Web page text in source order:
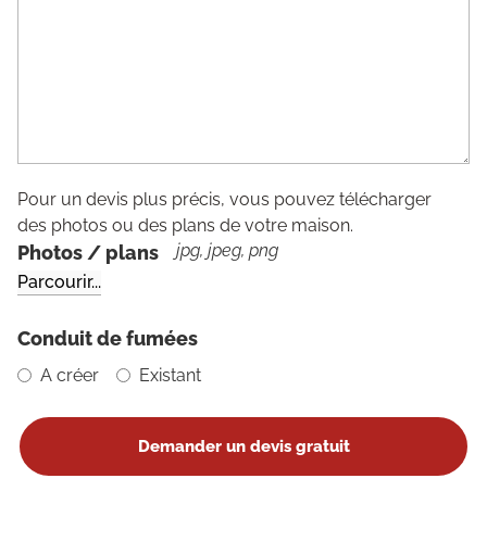
Pour un devis plus précis, vous pouvez télécharger
des photos ou des plans de votre maison.
Photos / plans jpg, jpeg, png
Conduit de fumées
A créer Existant